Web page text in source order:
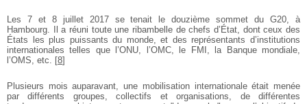
Les 7 et 8 juillet 2017 se tenait le douzième sommet du G20, à
Hambourg. Il a réuni toute une ribambelle de chefs d’État, dont ceux des
États les plus puissants du monde, et des représentants d’institutions
internationales telles que l’ONU, l’OMC, le FMI, la Banque mondiale,
l’OMS, etc. [8]
Plusieurs mois auparavant, une mobilisation internationale était menée
par différents groupes, collectifs et organisations, de différentes